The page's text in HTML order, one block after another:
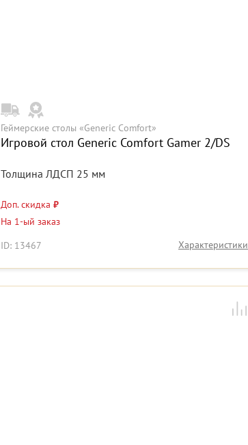
Геймерские столы «Generic Comfort»
Игровой стол Generic Comfort Gamer 2/DS
Толщина ЛДСП 25 мм
Доп. скидка ₽
На 1-ый заказ
ID: 13467
Характеристики